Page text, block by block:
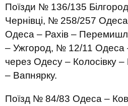
Поїзди № 136/135
Чернівці, № 258/257
Одеса – Рахів –
– Ужгород, № 12/11 Одеса
через Одесу – Колосівку
– Вапнярку.
Поїзд № 84/83 Одеса –